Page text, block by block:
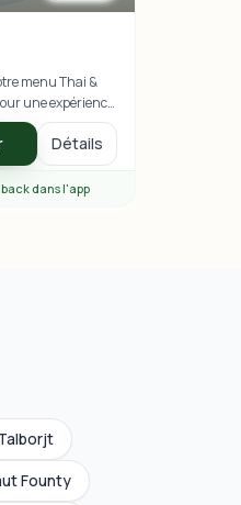
menu Thai &
une expérience
Détails
dans l'app
Founty